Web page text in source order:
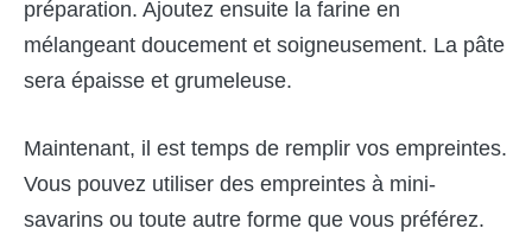
préparation. Ajoutez ensuite la farine en
mélangeant doucement et soigneusement. La pâte
sera épaisse et grumeleuse.
Maintenant, il est temps de remplir vos empreintes.
Vous pouvez utiliser des empreintes à mini-
savarins ou toute autre forme que vous préférez.